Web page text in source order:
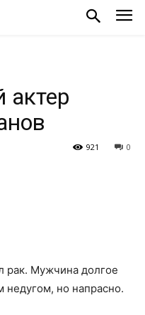
актер
0
921
рак. Мужчина долгое
но напрасно.